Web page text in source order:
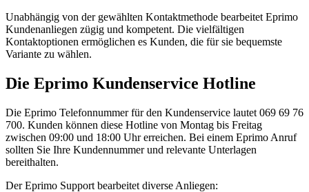
Unabhängig von der gewählten Kontaktmethode bearbeitet Eprimo
Kundenanliegen zügig und kompetent. Die vielfältigen
Kontaktoptionen ermöglichen es Kunden, die für sie bequemste
Variante zu wählen.
Die Eprimo Kundenservice Hotline
Die Eprimo Telefonnummer für den Kundenservice lautet 069 69 76
700. Kunden können diese Hotline von Montag bis Freitag
zwischen 09:00 und 18:00 Uhr erreichen. Bei einem Eprimo Anruf
sollten Sie Ihre Kundennummer und relevante Unterlagen
bereithalten.
Der Eprimo Support bearbeitet diverse Anliegen: